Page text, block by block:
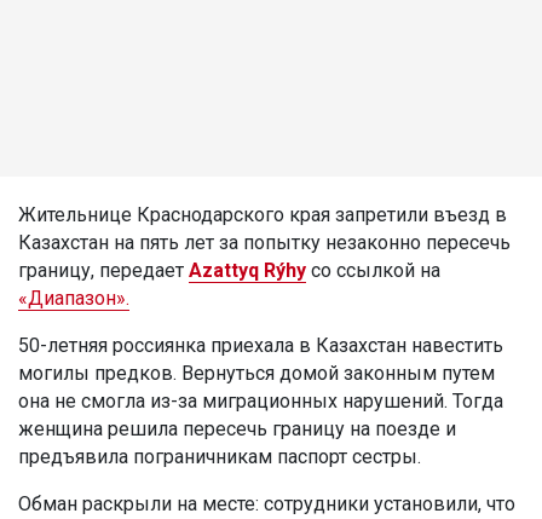
Жительнице Краснодарского края запретили въезд в
Казахстан на пять лет за попытку незаконно пересечь
границу, передает Azattyq Rýhy со ссылкой на
«Диапазон».
50-летняя россиянка приехала в Казахстан навестить
могилы предков. Вернуться домой законным путем
она не смогла из-за миграционных нарушений. Тогда
женщина решила пересечь границу на поезде и
предъявила пограничникам паспорт сестры.
Обман раскрыли на месте: сотрудники установили, что